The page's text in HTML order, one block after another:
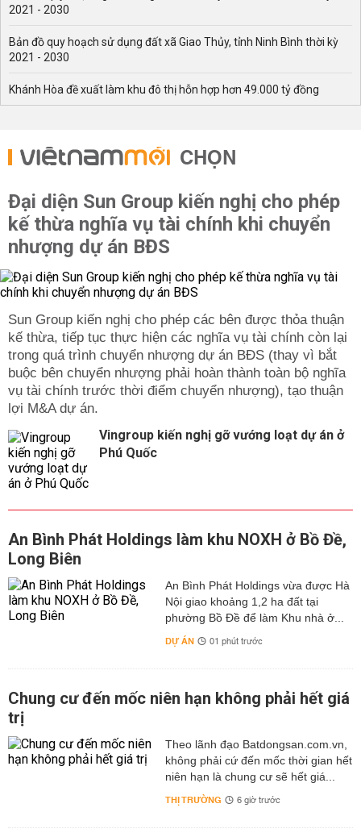
2021 - 2030
Bản đồ quy hoạch sử dụng đất xã Giao Thủy, tỉnh Ninh Bình thời kỳ
2021 - 2030
Khánh Hòa đề xuất làm khu đô thị hỗn hợp hơn 49.000 tỷ đồng
CHỌN
Đại diện Sun Group kiến nghị cho phép
kế thừa nghĩa vụ tài chính khi chuyển
nhượng dự án BĐS
Sun Group kiến nghị cho phép các bên được thỏa thuận
kế thừa, tiếp tục thực hiện các nghĩa vụ tài chính còn lại
trong quá trình chuyển nhượng dự án BĐS (thay vì bắt
buộc bên chuyển nhượng phải hoàn thành toàn bộ nghĩa
vụ tài chính trước thời điểm chuyển nhượng), tạo thuận
lợi M&A dự án.
Vingroup kiến nghị gỡ vướng loạt dự án ở
Phú Quốc
An Bình Phát Holdings làm khu NOXH ở Bồ Đề,
Long Biên
An Bình Phát Holdings vừa được Hà
Nội giao khoảng 1,2 ha đất tại
phường Bồ Đề để làm Khu nhà ở...
DỰ ÁN 01 phút trước
Chung cư đến mốc niên hạn không phải hết giá
trị
Theo lãnh đạo Batdongsan.com.vn,
không phải cứ đến mốc thời gian hết
niên hạn là chung cư sẽ hết giá...
THỊ TRƯỜNG 6 giờ trước